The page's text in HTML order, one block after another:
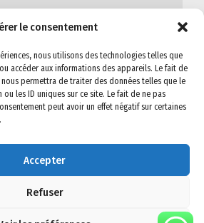
le consentement
nous utilisons des technologies telles que
accéder aux informations des appareils. Le fait de
permettra de traiter des données telles que le
les ID uniques sur ce site. Le fait de ne pas
peut avoir un effet négatif sur certaines
Accepter
Refuser
reserved. Read our